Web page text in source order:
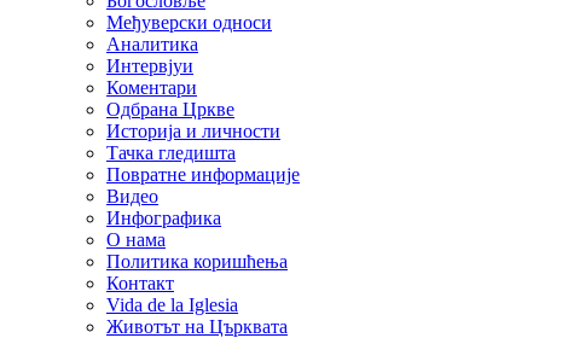
Међуверски односи
Аналитика
Интервјуи
Коментари
Одбрана Цркве
Историја и личности
Тачка гледишта
Повратне информације
Видео
Инфографика
О нама
Политика коришћења
Контакт
Vida de la Iglesia
Животът на Църквата